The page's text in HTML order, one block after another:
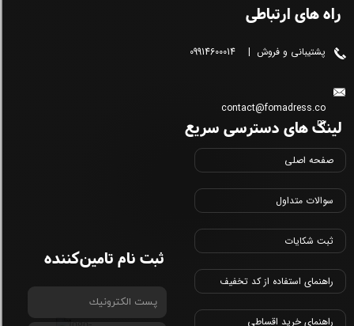
راه های ارتباطی
پشتیبانی و فروش | 09914600014
contact@fomadress.co
m
لینک های دسترسی سریع
صفحه اصلی
سوالات متداول
ثبت شکایات
راهنمای استفاده از کد تخفیف
راهنمای خرید اقساطی
ثبت نام تامین‌کننده